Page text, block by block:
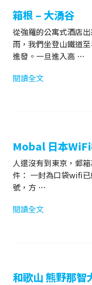
箱根 – 大湧谷
從強羅的公寓式酒店
雨，我們坐登山鐵道
進發。一旦進入高 …
閱讀全文
Mobal 日本
人還沒有到東京，郵
件： 一封為口袋wifi
號，方 …
閱讀全文
和歌山 熊野那智